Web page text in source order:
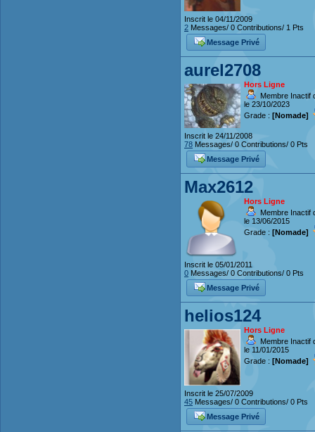
Inscrit le 04/11/2009
2 Messages/ 0 Contributions/ 1 Pts
Message Privé
aurel2708
Hors Ligne
Membre Inactif
le 23/10/2023
Grade : [Nomade]
Inscrit le 24/11/2008
78 Messages/ 0 Contributions/ 0 Pts
Message Privé
Max2612
Hors Ligne
Membre Inactif
le 13/06/2015
Grade : [Nomade]
Inscrit le 05/01/2011
0 Messages/ 0 Contributions/ 0 Pts
Message Privé
helios124
Hors Ligne
Membre Inactif
le 11/01/2015
Grade : [Nomade]
Inscrit le 25/07/2009
45 Messages/ 0 Contributions/ 0 Pts
Message Privé